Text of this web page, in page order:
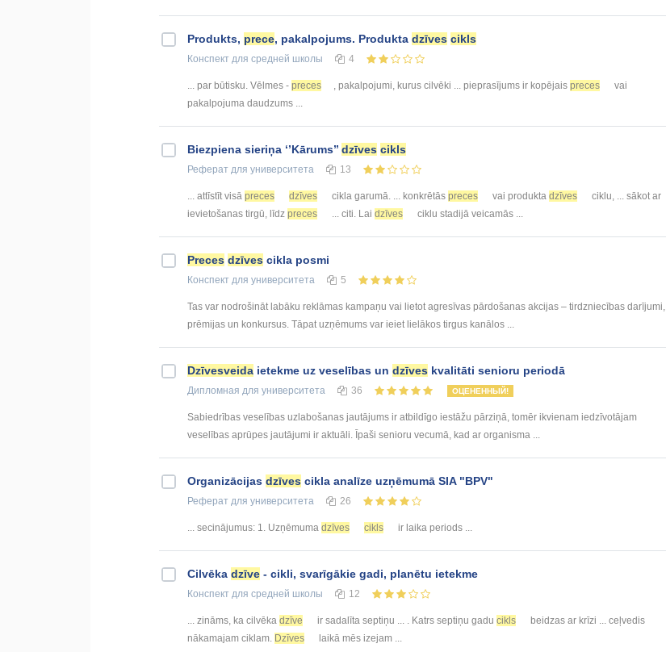
Produkts, prece, pakalpojums. Produkta dzīves cikls
Конспект для средней школы 4
... par būtisku. Vēlmes - preces , pakalpojumi, kurus cilvēki ... pieprasījums ir kopējais preces
vai
pakalpojuma daudzums ...
Biezpiena sieriņa ‘’Kārums’’ dzīves cikls
Реферат для университета 13
... attīstīt visā preces dzīves cikla garumā. ... konkrētās preces vai produkta dzīves
ciklu, ... sākot ar
ievietošanas tirgū, līdz preces ... citi. Lai dzīves ciklu stadijā veicamās ...
Preces dzīves cikla posmi
Конспект для университета 5
Tas var nodrošināt labāku reklāmas kampaņu vai lietot agresīvas pārdošanas akcijas – tirdzniecības darījumi,
prēmijas un konkursus. Tāpat uzņēmums var ieiet lielākos tirgus kanālos ...
Dzīvesveida ietekme uz veselības un dzīves kvalitāti senioru periodā
Дипломная для университета 36 ОЦЕНЕННЫЙ!
Sabiedrības veselības uzlabošanas jautājums ir atbildīgo iestāžu pārziņā, tomēr ikvienam iedzīvotājam
veselības aprūpes jautājumi ir aktuāli. Īpaši senioru vecumā, kad ar organisma ...
Organizācijas dzīves cikla analīze uzņēmumā SIA "BPV"
Реферат для университета 26
... secinājumus: 1. Uzņēmuma dzīves cikls ir laika periods ...
Cilvēka dzīve - cikli, svarīgākie gadi, planētu ietekme
Конспект для средней школы 12
... zināms, ka cilvēka dzīve ir sadalīta septiņu ... . Katrs septiņu gadu cikls
beidzas ar krīzi ... ceļvedis
nākamajam ciklam. Dzīves laikā mēs izejam ...